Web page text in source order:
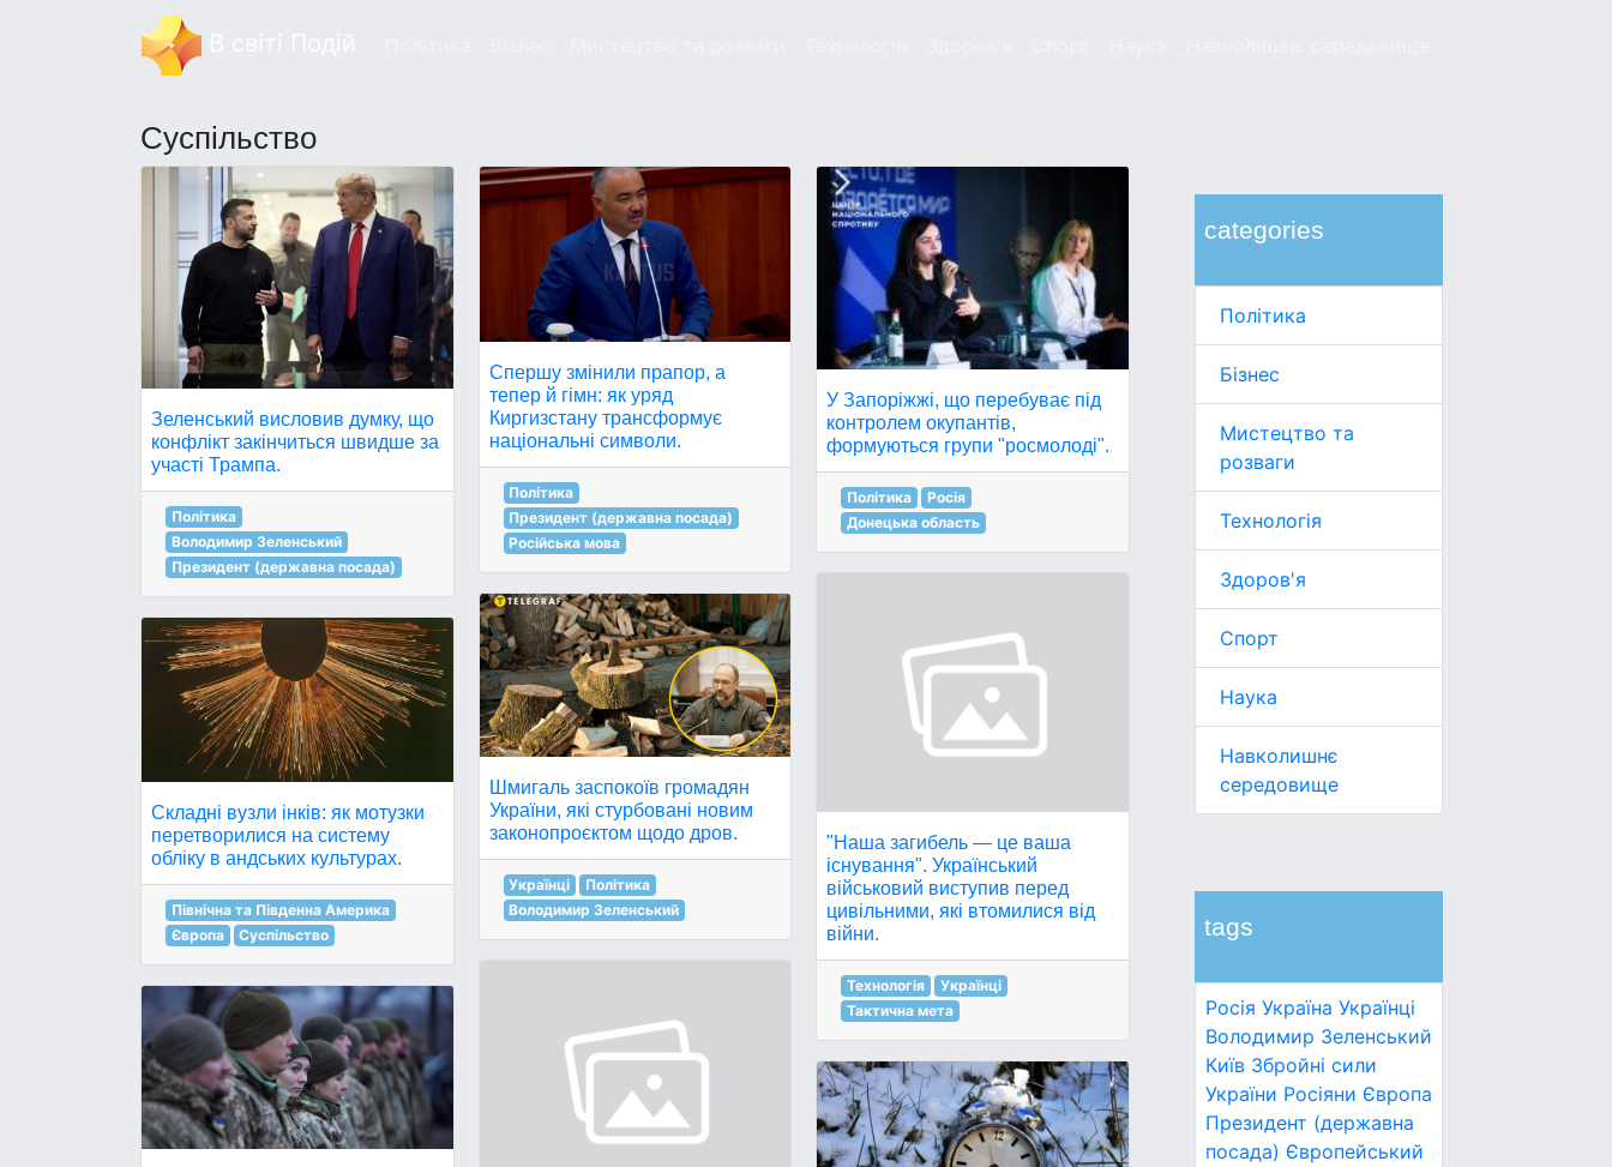
Суспільство
categories
Політика
Бізнес
Мистецтво та
розваги
Технологія
Здоров'я
Спорт
Наука
Навколишнє
середовище
tags
Росія Україна Українці
Володимир Зеленський
Київ Збройні сили
України Росіяни Європа
Президент (державна
посада) Європейський
Зеленський висловив думку, що
конфлікт закінчиться швидше за
участі Трампа.
Політика
Володимир Зеленський
Президент (державна посада)
Складні вузли інків: як мотузки
перетворилися на систему
обліку в андських культурах.
Північна та Південна Америка
Європа
Суспільство
Спершу змінили прапор, а
тепер й гімн: як уряд
Киргизстану трансформує
національні символи.
Політика
Президент (державна посада)
Російська мова
Шмигаль заспокоїв громадян
України, які стурбовані новим
законопроєктом щодо дров.
Українці
Політика
Володимир Зеленський
У Запоріжжі, що перебуває під
контролем окупантів,
формуються групи "росмолоді".
Політика
Росія
Донецька область
"Наша загибель — це ваша
існування". Український
військовий виступив перед
цивільними, які втомилися від
війни.
Технологія
Українці
Тактична мета